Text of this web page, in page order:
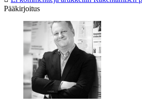
Pääkirjoitus